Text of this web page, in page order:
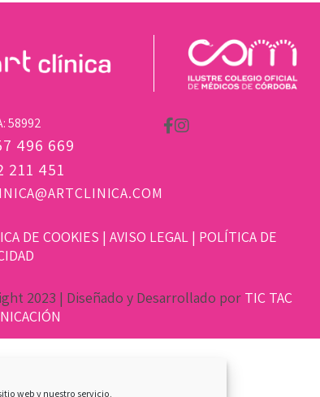
web y nuestro servicio.
58992
496 669
211 451
DE COOKIES | AVISO LEGAL | POLÍTICA DE
2023 | Diseñado y Desarrollado por TIC TAC